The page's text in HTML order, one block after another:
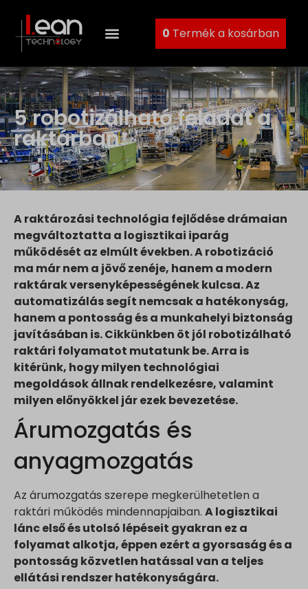
0 Termék a kosárban
5 robotizálható feladat a
raktárban
A raktározási technológia fejlődése drámaian
megváltoztatta a logisztikai iparág
működését az elmúlt években. A robotizáció
ma már nem a jövő zenéje, hanem a modern
raktárak versenyképességének kulcsa. Az
automatizálás segít nemcsak a hatékonyság,
hanem a pontosság és a munkahelyi biztonság
javításában is. Cikkünkben öt jól robotizálható
raktári folyamatot mutatunk be. Arra is
kitérünk, hogy milyen technológiai
megoldások állnak rendelkezésre, valamint
milyen előnyökkel jár ezek bevezetése.
Árumozgatás és
anyagmozgatás
Az árumozgatás szerepe megkerülhetetlen a
raktári működés mindennapjaiban. A logisztikai
lánc első és utolsó lépéseit gyakran ez a
folyamat alkotja, éppen ezért a gyorsaság és a
pontosság közvetlen hatással van a teljes
ellátási rendszer hatékonyságára.